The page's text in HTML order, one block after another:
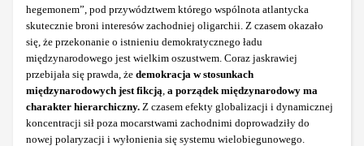
hegemonem”, pod przywództwem którego wspólnota atlantycka
skutecznie broni interesów zachodniej oligarchii. Z czasem okazało
się, że przekonanie o istnieniu demokratycznego ładu
międzynarodowego jest wielkim oszustwem. Coraz jaskrawiej
przebijała się prawda, że demokracja w stosunkach
międzynarodowych jest fikcją a porządek międzynarodowy ma
charakter hierarchiczny. Z czasem efekty globalizacji i dynamicznej
koncentracji sił poza mocarstwami zachodnimi doprowadziły do
nowej polaryzacji i wyłonienia się systemu wielobiegunowego.